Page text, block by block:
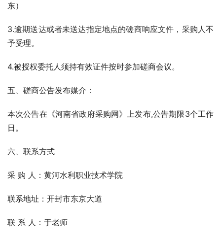
东）
3.逾期送达或者未送达指定地点的磋商响应文件，采购人不
予受理。
4.被授权委托人须持有效证件按时参加磋商会议。
五、磋商公告发布媒介：
本次公告在《河南省政府采购网》上发布,公告期限3个工作
日。
六、联系方式
采 购 人：黄河水利职业技术学院
联系地址：开封市东京大道
联 系 人：于老师